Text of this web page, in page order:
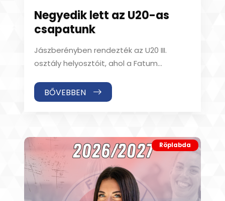
Negyedik lett az U20-as
csapatunk
Jászberényben rendezték az U20 III.
osztály helyosztóit, ahol a Fatum
végeztek. A házigaz
BŐVEBBEN
Röplabda